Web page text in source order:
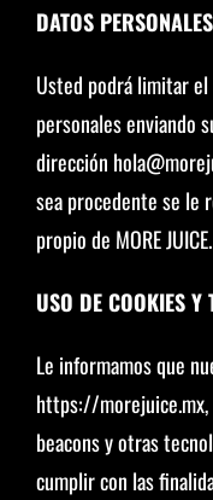
DATOS PERSONALES
Usted podrá limitar
personales enviando
dirección
sea procedente se le
propio de MORE JUICE.
USO DE COOKIES Y
Le informamos que
https://morejuice.mx,
beacons y otras
cumplir con las